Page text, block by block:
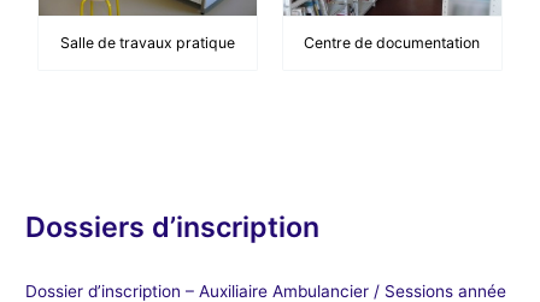
Salle de travaux pratique Centre de documentation
Dossiers d’inscription
Dossier d’inscription – Auxiliaire Ambulancier / Sessions année